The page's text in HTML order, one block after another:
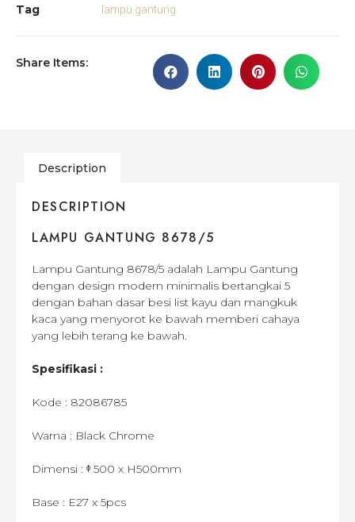
Tag lampu gantung
Share Items:
Description
DESCRIPTION
LAMPU GANTUNG 8678/5
Lampu Gantung 8678/5 adalah Lampu Gantung
dengan design modern minimalis bertangkai 5
dengan bahan dasar besi list kayu dan mangkuk
kaca yang menyorot ke bawah memberi cahaya
yang lebih terang ke bawah.
Spesifikasi :
Kode : 82086785
Warna : Black Chrome
Dimensi : ᶲ 500 x H500mm
Base : E27 x 5pcs